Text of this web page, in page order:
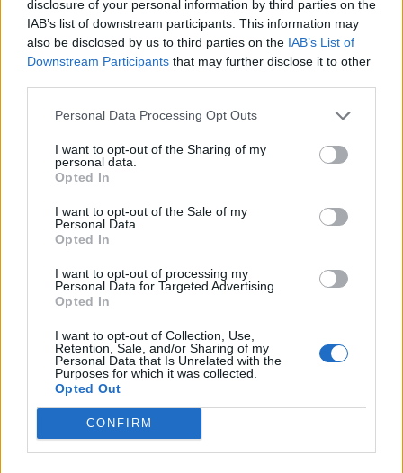
disclosure of your personal information by third parties on the
IAB’s list of downstream participants. This information may
also be disclosed by us to third parties on the IAB’s List of
Downstream Participants that may further disclose it to other
Personal Data Processing Opt Outs
I want to opt-out of the Sharing of my
personal data.
Opted In
I want to opt-out of the Sale of my
Personal Data.
Opted In
I want to opt-out of processing my
Personal Data for Targeted Advertising.
Opted In
I want to opt-out of Collection, Use,
Retention, Sale, and/or Sharing of my
Personal Data that Is Unrelated with the
Purposes for which it was collected.
Opted Out
CONFIRM